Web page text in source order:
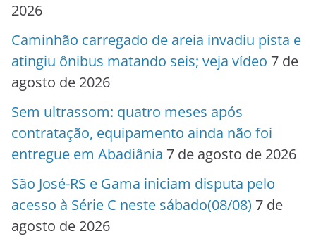
2026
Caminhão carregado de areia invadiu pista e
atingiu ônibus matando seis; veja vídeo 7 de
agosto de 2026
Sem ultrassom: quatro meses após
contratação, equipamento ainda não foi
entregue em Abadiânia 7 de agosto de 2026
São José-RS e Gama iniciam disputa pelo
acesso à Série C neste sábado(08/08) 7 de
agosto de 2026